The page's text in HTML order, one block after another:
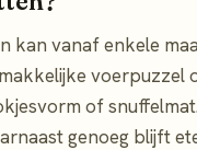
kan vanaf enkele
voerpuzzel
of
genoeg blijft